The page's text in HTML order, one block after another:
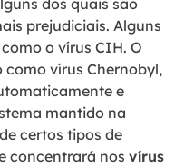
dos quais são
prejudiciais. Alguns
o vírus CIH. O
vírus Chernobyl,
e
mantido na
certos tipos de
concentrará nos vírus